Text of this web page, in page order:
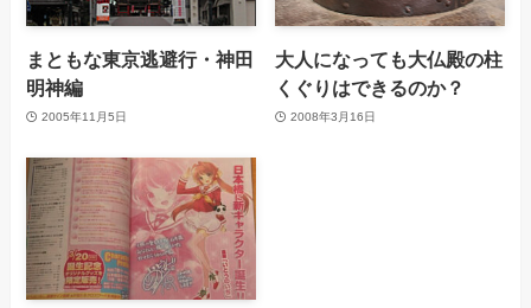
まともな東京逃避行・神田
明神編
2005年11月5日
大人になっても大仏殿の柱
くぐりはできるのか？
2008年3月16日